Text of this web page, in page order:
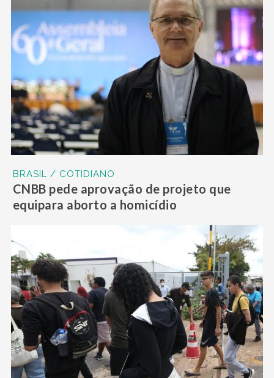
BRASIL / COTIDIANO
CNBB pede aprovação de projeto que
equipara aborto a homicídio